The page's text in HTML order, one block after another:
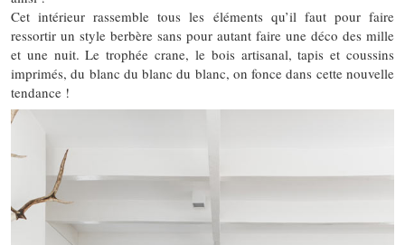
Cet intérieur rassemble tous les éléments qu’il faut pour faire
ressortir un style berbère sans pour autant faire une déco des mille
et une nuit. Le trophée crane, le bois artisanal, tapis et coussins
imprimés, du blanc du blanc du blanc, on fonce dans cette nouvelle
tendance !